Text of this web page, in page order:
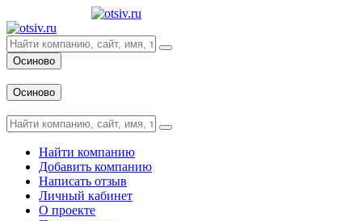
Осиново
Осиново
Найти компанию
Добавить компанию
Написать отзыв
Личный кабинет
О проекте